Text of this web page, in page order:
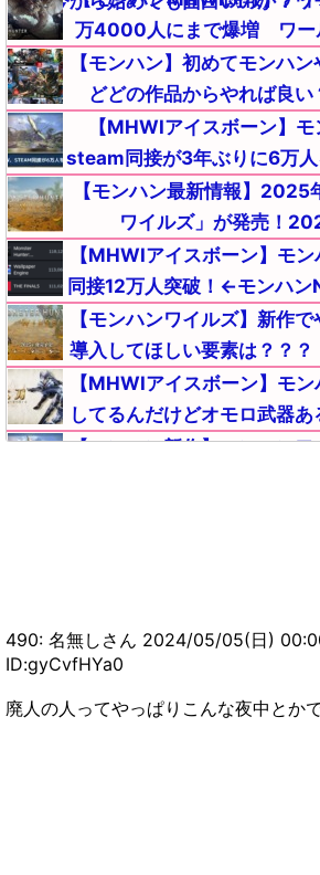
攻略】
万4000人にまで爆増 ワー
【まとめ速報
【モンハン】初めてモンハ
どどの作品からやれば良い
【MHWIアイスボーン】
steam同接が3年ぶりに6万人
速報】
【モンハン最新情報】2025
ワイルズ」が発売！
【MHWIアイスボーン】モ
同接12万人突破！←モンハン
これない敗北者が流入中ｗ
略】
【モンハンワイルズ】新作
導入してほしい要素は？？？
【MHWIアイスボーン】モ
してるんだけどオモロ武器あ
略】
【モンハン新作】モンハン
【まとめ速報
【MHWI】モンハンで一番は
ブレイクはそれを越えられな
正しい？【まとめ
【モンハンNow】注意！作っ
490: 名無しさん 2024/05/05(日)
ID:gyCvfHYa0
廃人の人ってやっぱりこんな夜中とか